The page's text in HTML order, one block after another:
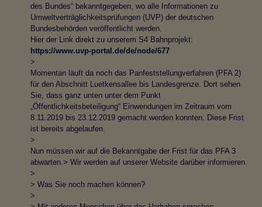
des Bundes“ bekanntgegeben, wo alle Informationen zu
Umweltverträglichkeitsprüfungen (UVP) der deutschen
Bundesbehörden veröffentlicht werden.
Hier der Link direkt zu unserem S4 Bahnprojekt:
https://www.uvp-portal.de/de/node/677
>
Momentan läuft da noch das Panfeststellungverfahren (PFA 2)
für den Abschnitt Luetkensallee bis Landesgrenze. Dort sehen
Sie, dass ganz unten unter dem Punkt
„Öffentlichkeitsbeteiligung“ Einwendungen im Zeitraum vom
8.11.2019 bis 23.12.2019 gemacht werden konnten. Diese Frist
ist bereits abgelaufen.
>
Nun müssen wir auf die Bekanntgabe der Frist für das PFA 3
abwarten.> Wir werden auf unserer Website darüber informieren.
>
> Was Sie noch machen können?
>